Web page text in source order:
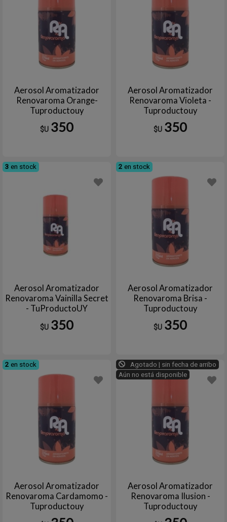
Aerosol Aromatizador
Renovaroma Orange-
Tuproductouy
$U 350
Aerosol Aromatizador
Renovaroma Violeta -
Tuproductouy
$U 350
3 en stock
Aerosol Aromatizador
Renovaroma Vainilla Secret
- TuProductoUY
$U 350
2 en stock
Aerosol Aromatizador
Renovaroma Brisa -
Tuproductouy
$U 350
2 en stock
Aerosol Aromatizador
Renovaroma Cardamomo -
Tuproductouy
Agotado | sin fecha de arribo
Aún no está disponible
Aerosol Aromatizador
Renovaroma Ilusion -
Tuproductouy